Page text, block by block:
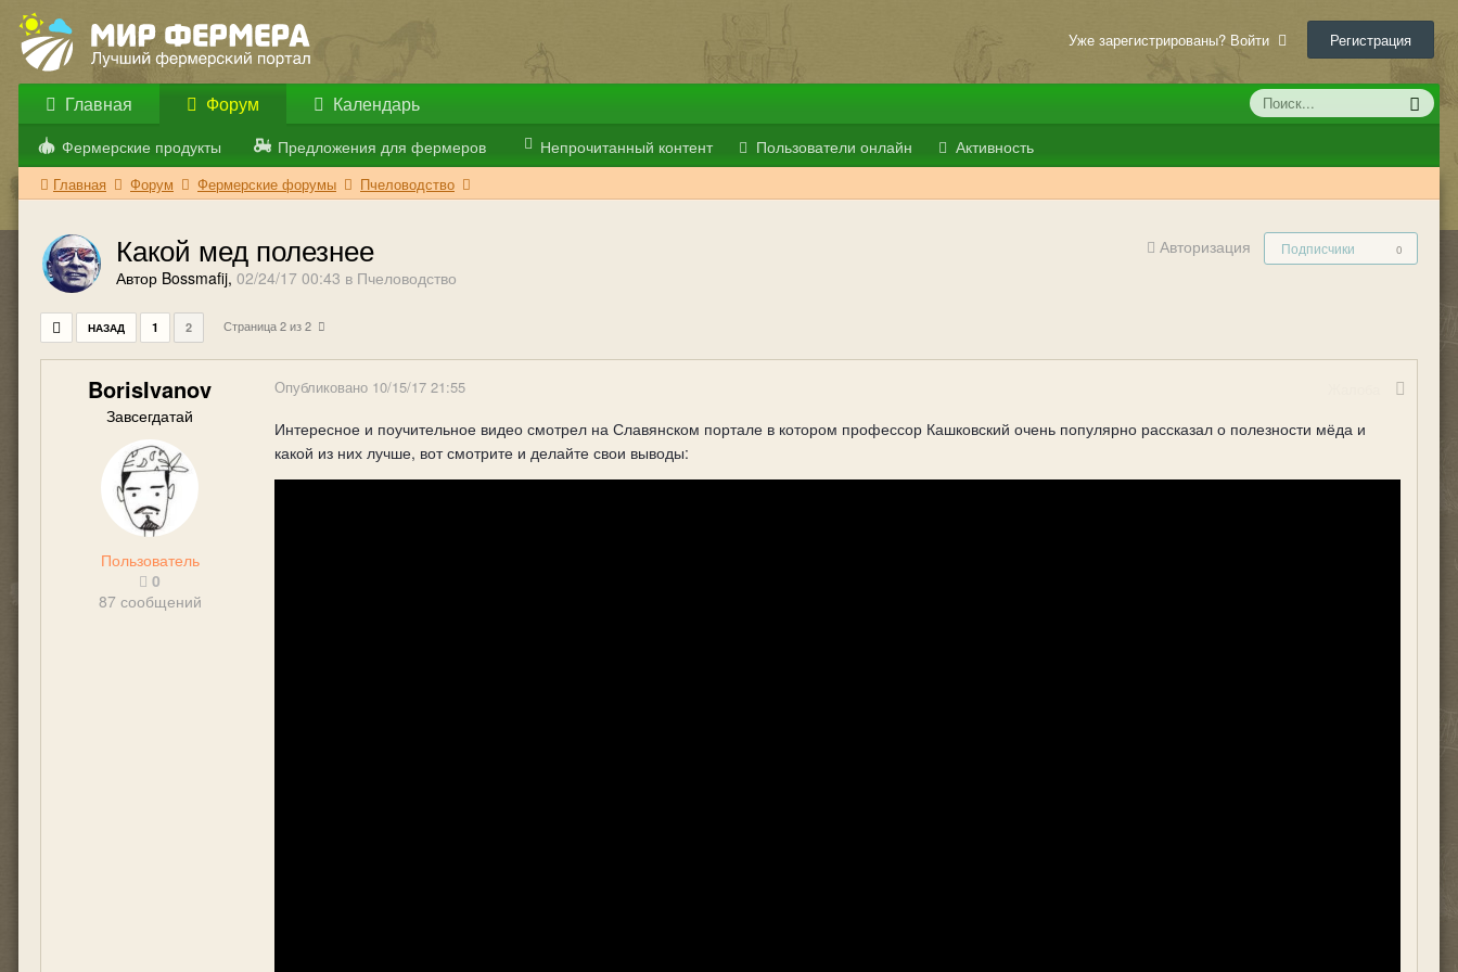
Уже зарегистрированы? Войти Регистрация
Главная Форум
Фермерские продукты Предложения для фермеров Непрочитанный контент Пользователи онлайн Активность
Календарь
Главная Форум Фермерские форумы Пчеловодство
Авторизация Подписчики 0
Какой мед полезнее
Автор Bossmafij, 02/24/17 00:43 в Пчеловодство
НАЗАД 1 2 Страница 2 из 2
BorisIvanov
Завсегдатай
Пользователь
0
87 сообщений
Опубликовано 10/15/17 21:55
Интересное и поучительное видео смотрел на Славянском портале в котором профессор Кашковский очень популярно рассказал о полезности мёда и
какой из них лучше, вот смотрите и делайте свои выводы: